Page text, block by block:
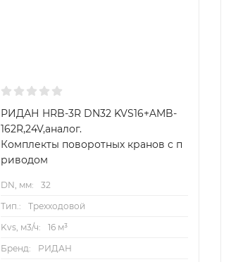
РИДАН HRB-3R DN32 KVS16+AMB-
162R,24V,аналог.
Комплекты поворотных кранов с п
риводом
DN, мм:
32
Тип.:
Трехходовой
Kvs, м3/ч:
16 м³
Бренд:
РИДАН